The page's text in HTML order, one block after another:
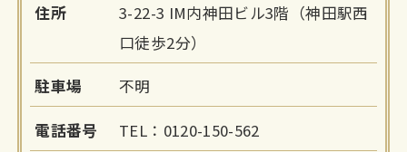
住所
3-22-3 IM内神田ビル3階（神田駅西
口徒歩2分）
駐車場 不明
電話番号 TEL：0120-150-562